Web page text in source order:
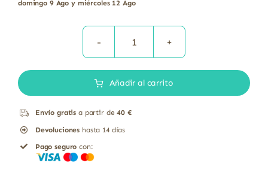
domingo 9 Ago y miércoles 12 Ago
PIMIENTA
MOLINILLO
Añadir al carrito
Envío gratis a partir de40 €
Devoluciones hasta 14 días
Pago seguro con: